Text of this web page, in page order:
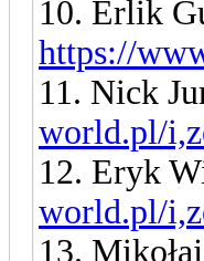
10. Erlik
https://
11. Nick
world.pl/
12. Eryk
world.pl/
13.